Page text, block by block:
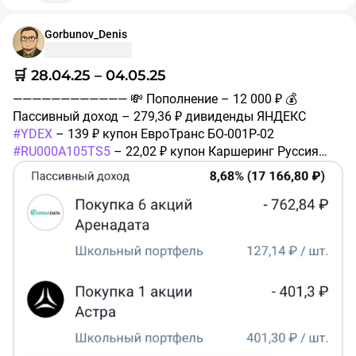
Доходность к погашению – 17,76%
✅ 2 облигации АБЗ-1 002P-03
#RU000A10BNM4
Доходность к погашению – 28,44%
————————————
❗️Не является индивидуальной инвестиционной
рекомендацией.
#покупки
Gorbunov_Denis
🛒 28.04.25 – 04.05.25
———————————— 💸 Пополнение – 12 000 ₽ 💰
Пассивный доход – 279,36 ₽ дивиденды ЯНДЕКС
#YDEX – 139 ₽ купон ЕвроТранс БО-001Р-02
#RU000A105TS5 – 22,02 ₽ купон Каршеринг Руссия
001P-03
#RU000A106UW3
– 22,52 ₽ купон Россети БО
#RU000A109ZQ8
– 18,25 ₽ купон МТС 001P-
20#RU000A104SU6– 58,58 ₽ купон СИБУР Холдинг
001Р-02#RU000A10A7H3
портфель: ✅ 1 акция Северсталь
#ASTR✅ 10 акций Россети Ленэнерго#LSNGP
001P-02 USD#RU000A108G70Дата погашения –
16.05.2029 Доходность к погашению – 6,42% (в
индивидуальной инвестиционной рекомендацией.